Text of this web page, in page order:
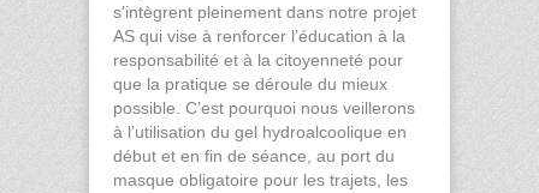
s’intègrent pleinement dans notre projet
AS qui vise à renforcer l’éducation à la
responsabilité et à la citoyenneté pour
que la pratique se déroule du mieux
possible. C’est pourquoi nous veillerons
à l’utilisation du gel hydroalcoolique en
début et en fin de séance, au port du
masque obligatoire pour les trajets, les